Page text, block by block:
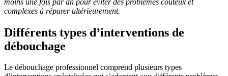
complexes à réparer ultérieurement.
Différents types d’interventions de
débouchage
Le débouchage professionnel comprend plusieurs types